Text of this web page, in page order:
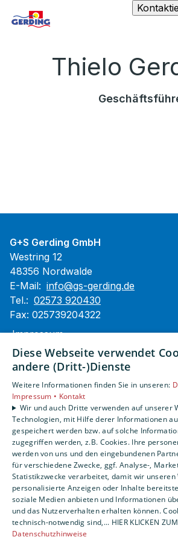
Thielo
G+S Gerding GmbH
Westring 12
48356 Nordwalde
E-Mail: info@gs-gerding.de
Tel.: 02573 920430
Fax: 025739204322
Impressum
Barrierefreiheitserklärung
Datenschutzerklärung
Unsere Bereiche
Privatkunden
Gewerbekunden
Karriere
Unternehmen
Kontakt
Diese Webseite verwendet
andere (Dritt-)Dienste
Weitere Informationen finden Sie in unseren:
Impressum • Kontakt
Wir und auch Dritte verwenden auf unserer
Technologien, mit Hilfe derer Informationen
gespeichert werden bzw. auf solche
zugegriffen werden, z.B. Cookies. Ihre
werden von uns und den eingebundenen
für verschiedene Zwecke, ggf. Analyse-,
Statistikzwecke verarbeitet, damit wir unseren
personalisierte Anzeigen oder Inhalte
soziale Medien anbieten und Informationen
und das Nutzerverhalten erhalten können.
technisch-notwendig sind,... HIER KLICKEN ZUM
Datenschutzhinweise